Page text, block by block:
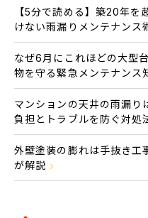
【5分で読める】築20年を
けない雨漏りメンテナンス
なぜ6月にこれほどの大型
物を守る緊急メンテナンス
マンションの天井の雨漏り
負担とトラブルを防ぐ対処
外壁塗装の膨れは手抜き工
が解説